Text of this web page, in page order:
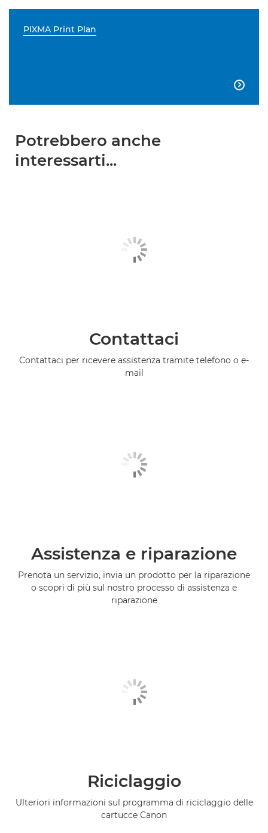
PIXMA Print Plan

Potrebbero anche
interessarti...
Contattaci
Contattaci per ricevere assistenza tramite telefono o e-
mail
Assistenza e riparazione
Prenota un servizio, invia un prodotto per la riparazione
o scopri di più sul nostro processo di assistenza e
riparazione
Riciclaggio
Ulteriori informazioni sul programma di riciclaggio delle
cartucce Canon